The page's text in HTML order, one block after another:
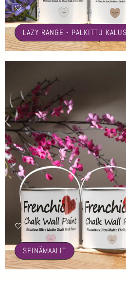
🤍
LAZY RANGE - PALKITTU
🤍
SEINÄMAALIT